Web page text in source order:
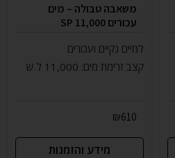
משאבה טבולה – מים
עכורים SP 11,000
למיים נקיים ועכורים
קצב זרימת מים: 11,000 ל.ש
₪610
מידע והזמנות